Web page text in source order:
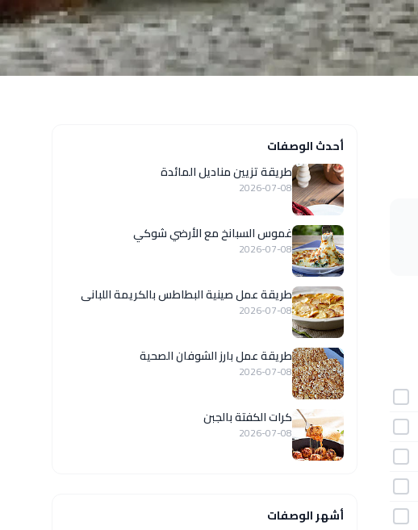
أحدث الوصفات
طريقة تزيين مناديل المائدة
2026-07-08
غموس السبانخ مع الأرضي شوكي
2026-07-08
طريقة عمل صينية البطاطس بالكريمة اللبانى
2026-07-08
طريقة عمل بارز الشوفان الصحية
2026-07-08
كرات الكفتة بالجبن
2026-07-08
أشهر الوصفات